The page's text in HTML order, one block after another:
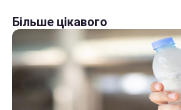
Більше цікавого